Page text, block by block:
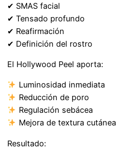
✔ SMAS facial
✔ Tensado profundo
✔ Reafirmación
✔ Definición del rostro
El Hollywood Peel aporta:
Luminosidad inmediata
Reducción de poro
Regulación sebácea
Mejora de textura cutánea
Resultado: